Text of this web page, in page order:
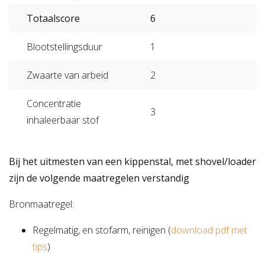
Totaalscore 6
Blootstellingsduur 1
Zwaarte van arbeid 2
Concentratie
inhaleerbaar stof
3
Bij het uitmesten van een kippenstal, met shovel/loader
zijn de volgende maatregelen verstandig
Bronmaatregel:
Regelmatig, en stofarm, reinigen (download pdf met
tips)